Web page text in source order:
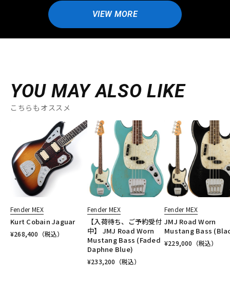
VIEW MORE
YOU MAY ALSO LIKE
こちらもオススメ
Fender MEX
Kurt Cobain Jaguar
¥268,400 （税込）
Fender MEX
【入荷待ち、ご予約受付
中】 JMJ Road Worn
Mustang Bass (Faded
Daphne Blue)
¥233,200 （税込）
Fender MEX
JMJ Road Worn
Mustang Bass
¥229,000 （税込）